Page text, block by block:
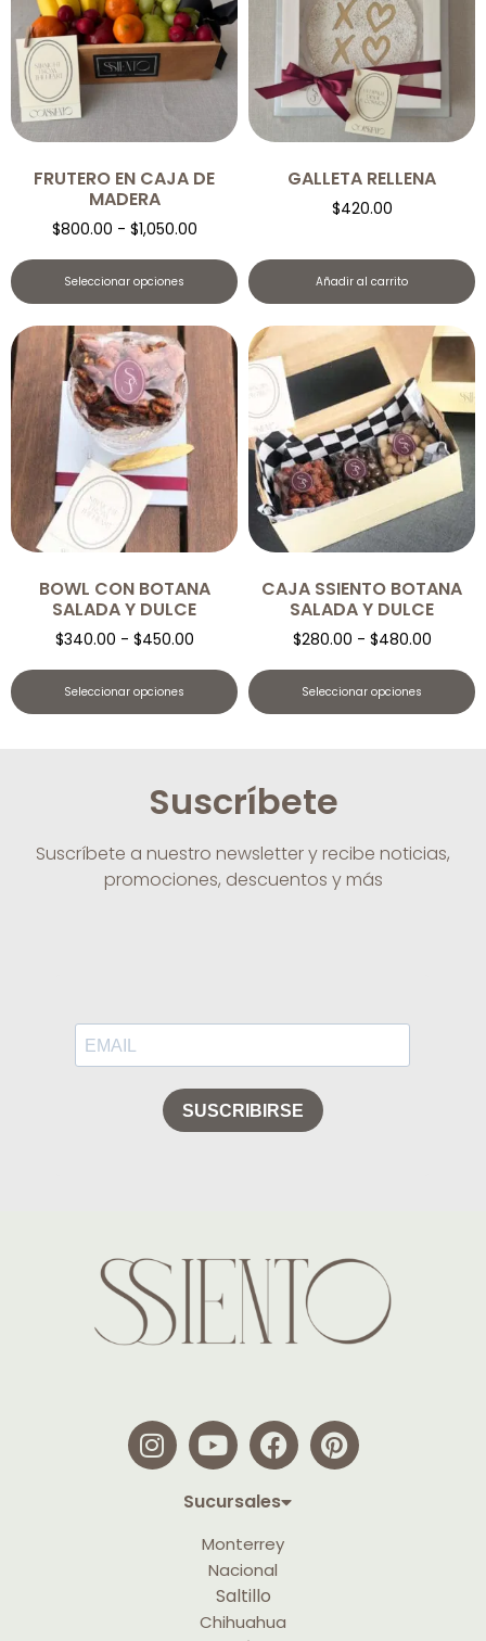
FRUTERO EN CAJA DE
MADERA
$800.00 - $1,050.00
Seleccionar opciones
GALLETA RELLENA
$420.00
Añadir al carrito
BOWL CON BOTANA
SALADA Y DULCE
$340.00 - $450.00
Seleccionar opciones
CAJA SSIENTO BOTANA
SALADA Y DULCE
$280.00 - $480.00
Seleccionar opciones
Suscríbete
Suscríbete a nuestro newsletter y recibe noticias,
promociones, descuentos y más
Sucursales
Monterrey
Nacional
Saltillo
Chihuahua